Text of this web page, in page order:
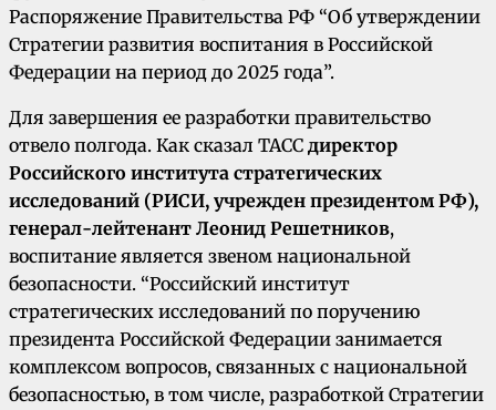
Распоряжение Правительства РФ “Об утверждении
Стратегии развития воспитания в Российской
Федерации на период до 2025 года”.
Для завершения ее разработки правительство
отвело полгода. Как сказал ТАСС директор
Российского института стратегических
исследований (РИСИ, учрежден президентом РФ),
генерал-лейтенант Леонид Решетников,
воспитание является звеном национальной
безопасности. “Российский институт
стратегических исследований по поручению
президента Российской Федерации занимается
комплексом вопросов, связанных с национальной
безопасностью, в том числе, разработкой Стратегии